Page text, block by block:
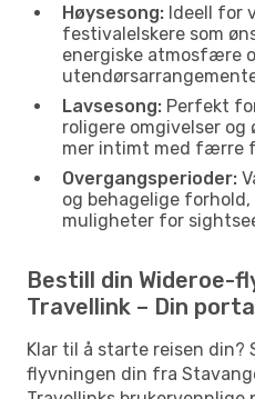
Høysesong: Ideell for
festivalelskere som
energiske atmosfære
Lavsesong: Perfekt
roligere omgivelser og
mer intimt med færre
Overgangsperioder:
og behagelige
muligheter for
Bestill din Wideroe-
Travellink – Din
Klar til å starte reisen din?
flyvningen din fra